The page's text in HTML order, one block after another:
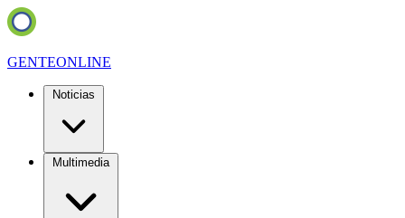
GENTEONLINE
Noticias
Multimedia